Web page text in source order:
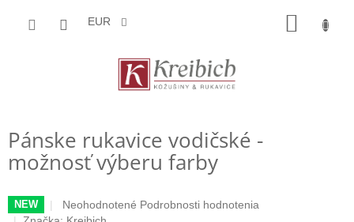
EUR
Pánske rukavice vodičské -
možnosť výberu farby
NEW
Priemerné
hodnotenie
Neohodnotené Podrobnosti hodnotenia